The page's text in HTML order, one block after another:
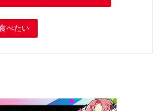
べたい